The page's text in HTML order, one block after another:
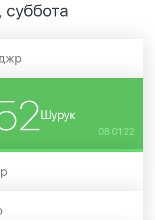
суббота
Шурук
08:01:22